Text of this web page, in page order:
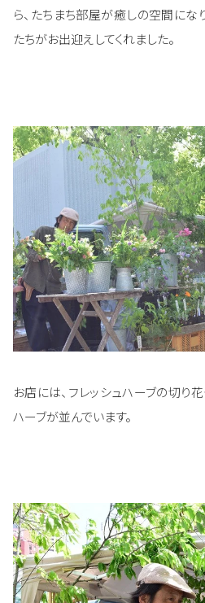
ら、たちまち部屋が癒しの空間にな
たちがお出迎えしてくれました。
お店には、フレッシュハーブの切り
ハーブが並んでいます。